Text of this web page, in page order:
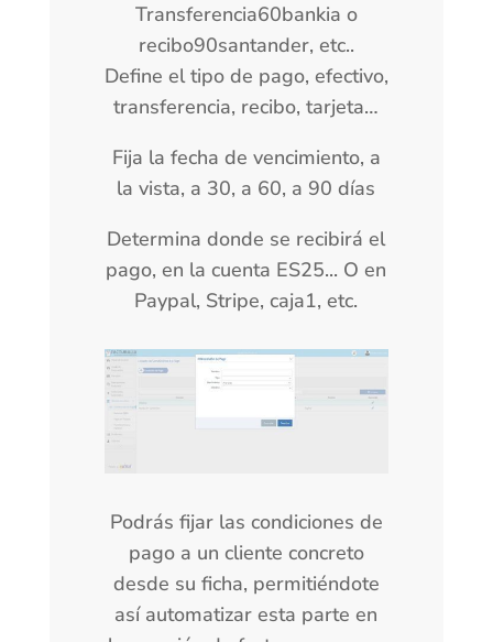
Transferencia60bankia o
recibo90santander, etc..
Define el tipo de pago, efectivo,
transferencia, recibo, tarjeta…
Fija la fecha de vencimiento, a
la vista, a 30, a 60, a 90 días
Determina donde se recibirá el
pago, en la cuenta ES25... O en
Paypal, Stripe, caja1, etc.
Podrás fijar las condiciones de
pago a un cliente concreto
desde su ficha, permitiéndote
así automatizar esta parte en